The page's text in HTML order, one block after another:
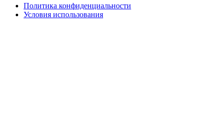
Политика конфиденциальности
Условия использования